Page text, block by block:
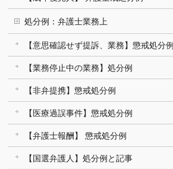
処分例：弁護士業務上
【意思確認せず提訴、業務】懲戒処分例
【業務停止中の業務】処分例
【非弁提携】懲戒処分例
【医療過誤事件】懲戒処分例
【弁護士報酬】 懲戒処分例
【国選弁護人】処分例と記事